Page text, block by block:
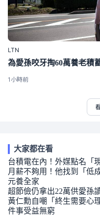
LTN
1小時前
大家都在看
台積電在內！外媒點名「
月薪不夠用！他找到「低
元養全家
超節儉仍拿出22萬供愛孫
黃仁勳自嘲「終生需要心
件事受益無窮